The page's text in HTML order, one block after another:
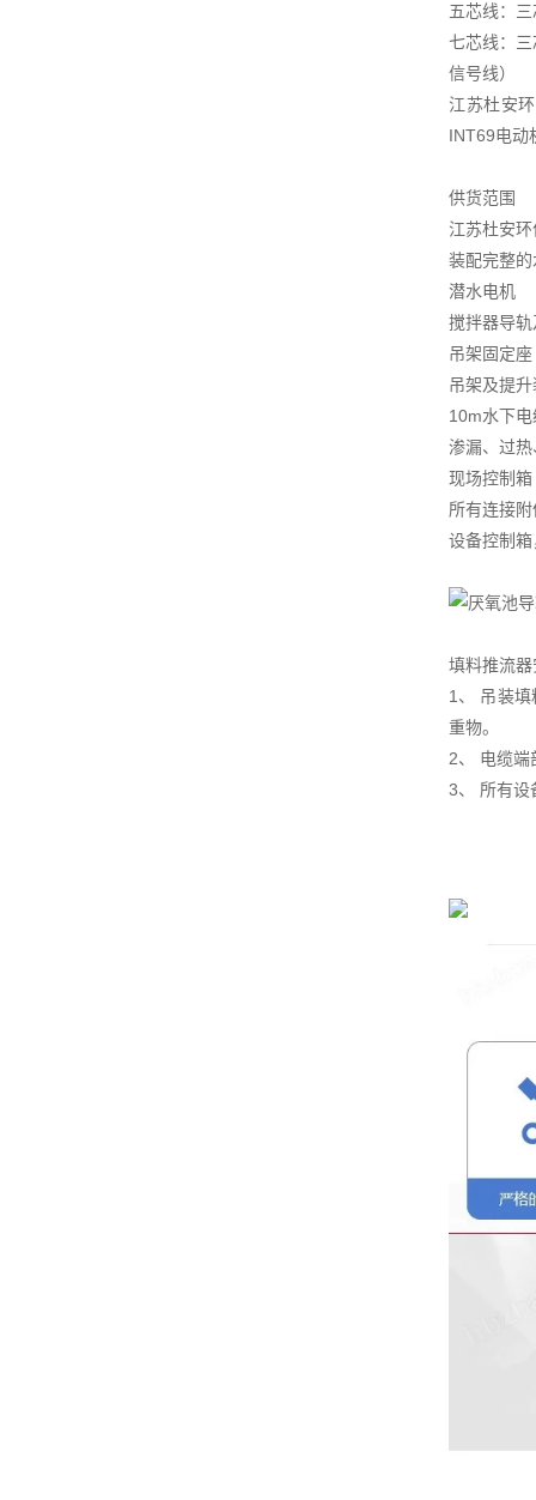
五芯线：
七芯线：
信号线）
江苏杜安
INT69电动
供货范围
江苏杜安
装配完整
潜水电机
搅拌器导
吊架固定座
吊架及提
10m水下
渗漏、过
现场控制
所有连接
设备控制
填料推流
1、 吊装
重物。
2、 电缆端
3、 所有设